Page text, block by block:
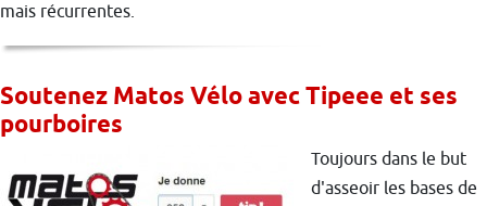
mais récurrentes.
Soutenez Matos Vélo avec Tipeee et ses
pourboires
Toujours dans le but
d'asseoir les bases de